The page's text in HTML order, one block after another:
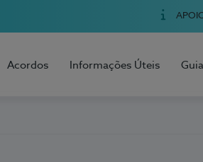
Acordos Informações Úteis